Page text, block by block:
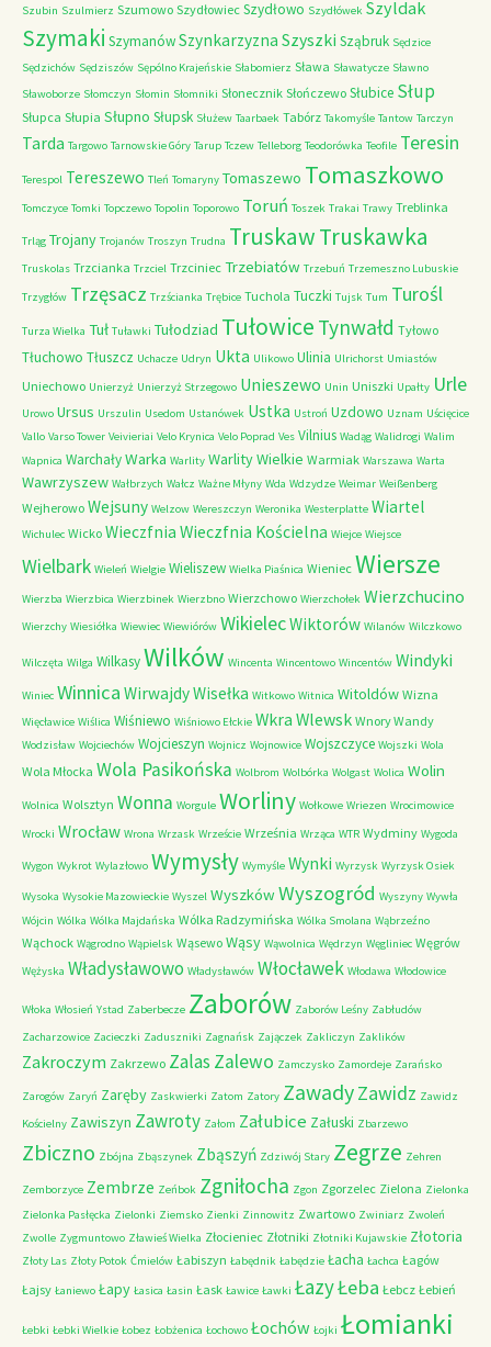
Szubin Szulmierz Szumowo Szydłowiec Szydłowo Szydłówek Szyldak
Szymaki SzymanówSzynkarzyzna Szyszki Sząbruk Sędzice
Sędzichów Sędziszów Sępólno Krajeńskie Słabomierz Sława Sławatycze Sławno
Sławoborze Słomczyn Słomin Słomniki Słonecznik Słończewo Słubice Słup
Słupca Słupia Słupno Słupsk Służew Taarbaek Tabórz Takomyśle Tantow Tarczyn
Tarda Targowo Tarnowskie Góry Tarup Tczew Telleborg Teodorówka Teofile Teresin
Terespol Tereszewo Tleń Tomaryny Tomaszewo Tomaszkowo
Tomczyce Tomki Topczewo Topolin Toporowo Toruń Toszek Trakai Trawy Treblinka
Trląg Trojany Trojanów Troszyn Trudna TruskawTruskawka
Truskolas Trzcianka Trzciel Trzciniec Trzebiatów Trzebuń Trzemeszno Lubuskie
Trzygłów Trzęsacz Trzścianka Trębice Tuchola Tuczki Tujsk Tum Turośl
Turza Wielka Tuł Tuławki Tułodziad Tułowice Tynwałd Tyłowo
Tłuchowo Tłuszcz Uchacze Udryn Ukta Ulikowo Ulinia Ulrichorst Umiastów
Uniechowo Unierzyż Unierzyż Strzegowo Unieszewo Unin Uniszki Upałty Urle
Urowo Ursus Urszulin Usedom Ustanówek Ustka Ustroń Uzdowo Uznam Uścięcice
Vallo Varso Tower Veivieriai Velo Krynica Velo Poprad Ves Vilnius Wadąg Walidrogi Walim
Wapnica WarchałyWarka Warlity Warlity Wielkie Warmiak Warszawa Warta
Wawrzyszew Wałbrzych Wałcz Ważne Młyny Wda Wdzydze Weimar Weißenberg
Wejherowo Wejsuny Welzow Wereszczyn Weronika Westerplatte Wiartel
Wichulec Wicko Wieczfnia Wieczfnia Kościelna Wiejce Wiejsce
Wielbark Wieleń Wielgie Wieliszew Wielka Piaśnica Wieniec Wiersze
Wierzba Wierzbica Wierzbinek Wierzbno Wierzchowo Wierzchołek Wierzchucino
Wierzchy Wiesiółka Wiewiec Wiewiórów WikielecWiktorów Wilanów Wilczkowo
Wilczęta Wilga WilkasyWilków Wincenta Wincentowo Wincentów Windyki
Winiec Winnica WirwajdyWisełka Witkowo Witnica Witoldów Wizna
Więcławice Wiślica Wiśniewo Wiśniowo Ełckie Wkra Wlewsk Wnory Wandy
Wodzisław Wojciechów Wojcieszyn Wojnicz Wojnowice Wojszczyce Wojszki Wola
Wola Młocka Wola Pasikońska Wolbrom Wolbórka Wolgast Wolica Wolin
Wolnica Wolsztyn Wonna Worgule Worliny Wołkowe Wriezen Wrocimowice
Wrocki Wrocław Wrona Wrzask Wrzeście Września Wrząca WTR Wydminy Wygoda
Wygon Wykrot Wylazłowo Wymysły Wymyśle Wynki Wyrzysk Wyrzysk Osiek
Wysoka Wysokie Mazowieckie Wyszel WyszkówWyszogród Wyszyny Wywła
Wójcin Wólka Wólka Majdańska Wólka Radzymińska Wólka Smolana Wąbrzeźno
Wąchock Wągrodno Wąpielsk Wąsewo Wąsy Wąwolnica Wędrzyn Węgliniec Węgrów
Wężyska Władysławowo Władysławów Włocławek Włodawa Włodowice
Włoka Włosień Ystad Zaberbecze Zaborów Zaborów Leśny Zabłudów
Zacharzowice Zacieczki Zaduszniki Zagnańsk Zajączek Zakliczyn Zaklików
Zakroczym Zakrzewo ZalasZalewo Zamczysko Zamordeje Zarańsko
Zarogów Zaryń Zaręby Zaskwierki Zatom Zatory ZawadyZawidz Zawidz
Kościelny Zawiszyn Zawroty Załom Załubice Załuski Zbarzewo
Zbiczno Zbójna Zbąszynek Zbąszyń Zdziwój Stary Zegrze Zehren
Zemborzyce Zembrze Zeńbok Zgniłocha Zgon Zgorzelec Zielona Zielonka
Zielonka Pasłęcka Zielonki Ziemsko Zienki Zinnowitz Zwartowo Zwiniarz Zwoleń
Zwolle Zygmuntowo Zławieś Wielka Złocieniec Złotniki Złotniki Kujawskie Złotoria
Złoty Las Złoty Potok Ćmielów Łabiszyn Łabędnik Łabędzie Łacha Łachca Łagów
Łajsy Łaniewo Łapy Łasica Łasin Łask Ławice Ławki ŁazyŁeba Łebcz Łebień
Łebki Łebki Wielkie Łobez Łobżenica Łochowo Łochów Łojki Łomianki